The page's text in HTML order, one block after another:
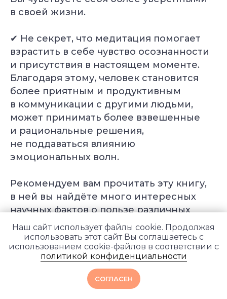
в своей жизни.
✔ Не секрет, что медитация помогает
взрастить в себе чувство осознанности
и присутствия в настоящем моменте.
Благодаря этому, человек становится
более приятным и продуктивным
в коммуникации с другими людьми,
может принимать более взвешенные
и рациональные решения,
не поддаваться влиянию
эмоциональных волн.
Рекомендуем вам прочитать эту книгу,
в ней вы найдёте много интересных
научных фактов о пользе различных
видов медитации.
Рекомендации для
начинающих
Наш сайт использует файлы cookie. Продолжая
использовать этот сайт Вы соглашаетесь с
использованием cookie-файлов в соответствии с
политикой конфиденциальности
СОГЛАСЕН